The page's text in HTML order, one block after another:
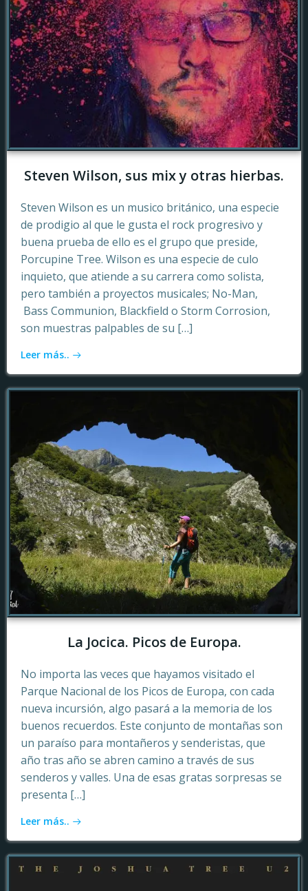
Steven Wilson, sus mix y otras hierbas.
Steven Wilson es un musico británico, una especie
de prodigio al que le gusta el rock progresivo y
buena prueba de ello es el grupo que preside,
Porcupine Tree. Wilson es una especie de culo
inquieto, que atiende a su carrera como solista,
pero también a proyectos musicales; No-Man,
Bass Communion, Blackfield o Storm Corrosion,
son muestras palpables de su […]
Leer más..
La Jocica. Picos de Europa.
No importa las veces que hayamos visitado el
Parque Nacional de los Picos de Europa, con cada
nueva incursión, algo pasará a la memoria de los
buenos recuerdos. Este conjunto de montañas son
un paraíso para montañeros y senderistas, que
año tras año se abren camino a través de sus
senderos y valles. Una de esas gratas sorpresas se
presenta […]
Leer más..